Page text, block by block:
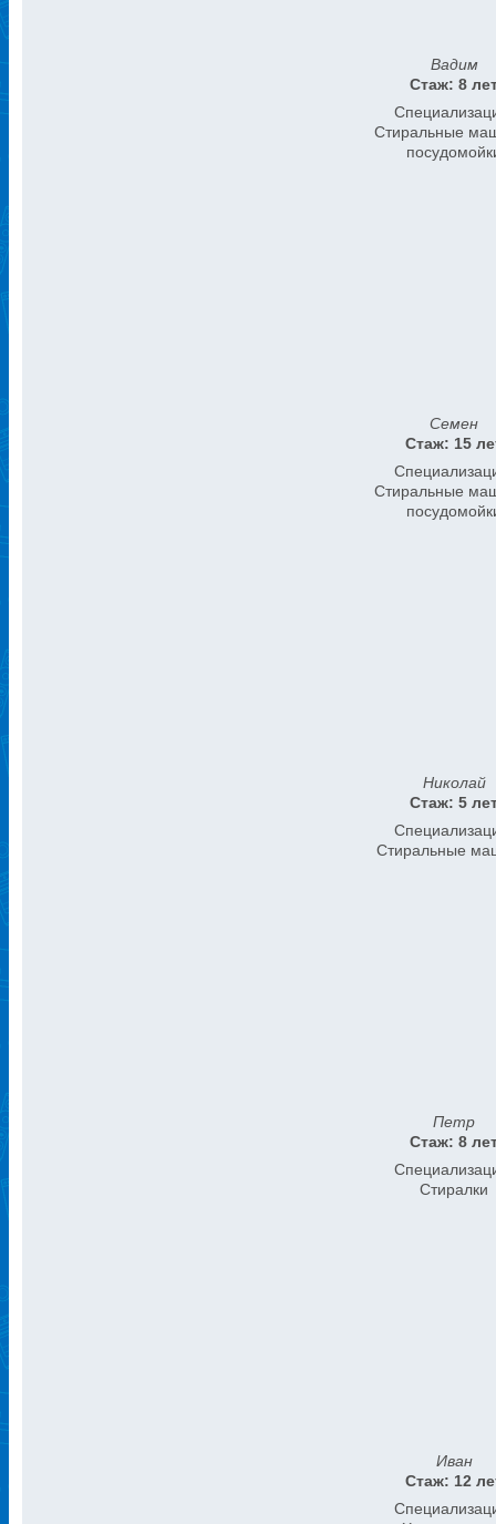
Вадим
Стаж: 8
Стиральные
Семен
Стаж: 15
Стиральные
Николай
Стаж: 5
Стиральные
Петр
Стаж: 8
Стиралки
Иван
Стаж: 12